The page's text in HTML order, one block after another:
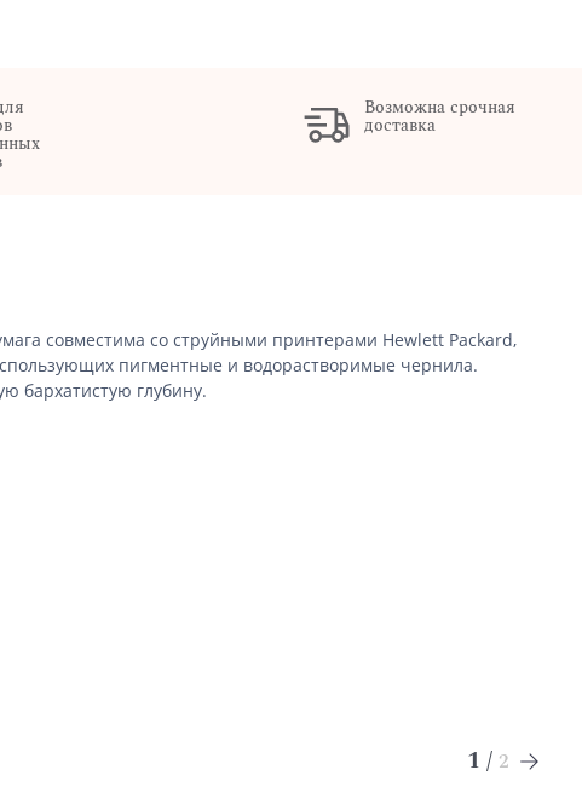
Возможна срочная
доставка
совместима со струйными принтерами Hewlett Packard,
пигментные и водорастворимые чернила.
бархатистую глубину.
1 / 2